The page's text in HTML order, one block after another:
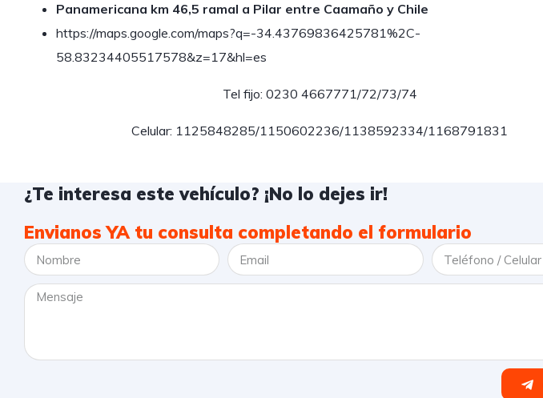
Panamericana km 46,5 ramal a Pilar entre Caamaño y Chile
https://maps.google.com/maps?q=-34.43769836425781%2C-
58.83234405517578&z=17&hl=es
Tel fijo: 0230 4667771/72/73/74
Celular: 1125848285/1150602236/1138592334/1168791831
¿Te interesa este vehículo? ¡No lo dejes ir!
Envianos YA tu consulta completando el formulario